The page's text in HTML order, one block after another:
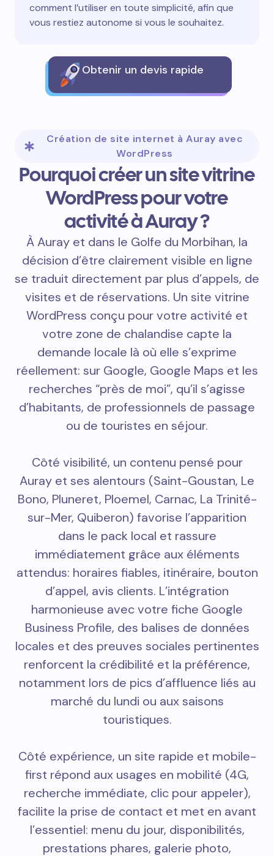
comment l’utiliser en toute simplicité, afin que
vous restiez autonome si vous le souhaitez.
Obtenir un devis rapide
Création de site internet à Auray avec
WordPress
Pourquoi créer un site vitrine
WordPress pour votre
activité à Auray ?
À Auray et dans le Golfe du Morbihan, la
décision d’être clairement visible en ligne
se traduit directement par plus d’appels, de
visites et de réservations. Un site vitrine
WordPress conçu pour votre activité et
votre zone de chalandise capte la
demande locale là où elle s’exprime
réellement: sur Google, Google Maps et les
recherches “près de moi”, qu’il s’agisse
d’habitants, de professionnels de passage
ou de touristes en séjour.
Côté visibilité, un contenu pensé pour
Auray et ses alentours (Saint-Goustan, Le
Bono, Pluneret, Ploemel, Carnac, La Trinité-
sur-Mer, Quiberon) favorise l’apparition
dans le pack local et rassure
immédiatement grâce aux éléments
attendus: horaires fiables, itinéraire, bouton
d’appel, avis clients. L’intégration
harmonieuse avec votre fiche Google
Business Profile, des balises de données
locales et des preuves sociales pertinentes
renforcent la crédibilité et la préférence,
notamment lors de pics d’affluence liés au
marché du lundi ou aux saisons
touristiques.
Côté expérience, un site rapide et mobile-
first répond aux usages en mobilité (4G,
recherche immédiate, clic pour appeler),
facilite la prise de contact et met en avant
l’essentiel: menu du jour, disponibilités,
prestations phares, galerie photo,